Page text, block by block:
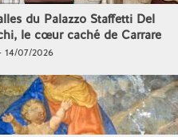
du Palazzo Staffetti Del
le cœur caché de Carrare
14/07/2026